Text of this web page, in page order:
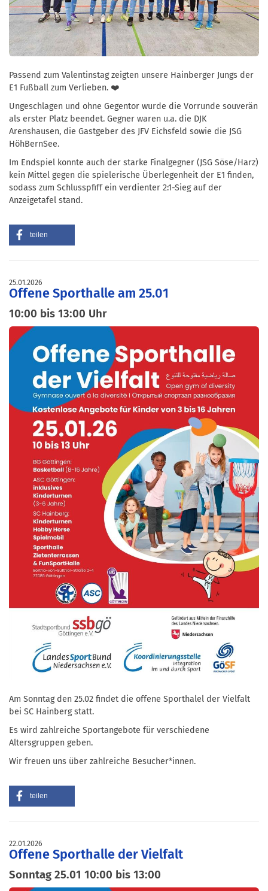
Passend zum Valentinstag zeigten unsere Hainberger Jungs der
E1 Fußball zum Verlieben. ❤️
Ungeschlagen und ohne Gegentor wurde die Vorrunde souverän
als erster Platz beendet. Gegner waren u.a. die DJK
Arenshausen, die Gastgeber des JFV Eichsfeld sowie die JSG
HöhBernSee.
Im Endspiel konnte auch der starke Finalgegner (JSG Söse/Harz)
kein Mittel gegen die spielerische Überlegenheit der E1 finden,
sodass zum Schlusspfiff ein verdienter 2:1-Sieg auf der
Anzeigetafel stand.
teilen
25.01.2026
Offene Sporthalle am 25.01
10:00 bis 13:00 Uhr
Am Sonntag den 25.02 findet die offene Sporthalel der Vielfalt
bei SC Hainberg statt.
Es wird zahlreiche Sportangebote für verschiedene
Altersgruppen geben.
Wir freuen uns über zahlreiche Besucher*innen.
teilen
22.01.2026
Offene Sporthalle der Vielfalt
Sonntag 25.01 10:00 bis 13:00